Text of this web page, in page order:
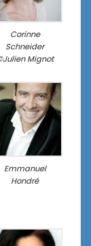
Corinne
Schneider
Mignot
Emmanuel
Hondré